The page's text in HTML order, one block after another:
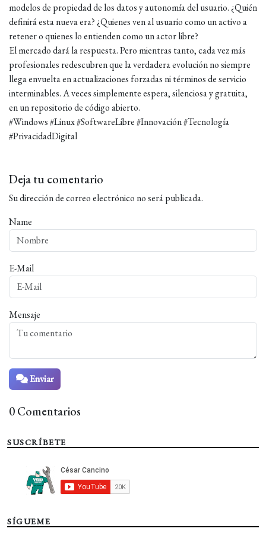
modelos de propiedad de los datos y autonomía del usuario. ¿Quién
definirá esta nueva era? ¿Quienes ven al usuario como un activo a
retener o quienes lo entienden como un actor libre?
El mercado dará la respuesta. Pero mientras tanto, cada vez más
profesionales redescubren que la verdadera evolución no siempre
llega envuelta en actualizaciones forzadas ni términos de servicio
interminables. A veces simplemente espera, silenciosa y gratuita,
en un repositorio de código abierto.
#Windows #Linux #SoftwareLibre #Innovación #Tecnología
#PrivacidadDigital
Deja tu comentario
Su dirección de correo electrónico no será publicada.
Name
E-Mail
Mensaje
Enviar
0 Comentarios
SUSCRÍBETE
SÍGUEME